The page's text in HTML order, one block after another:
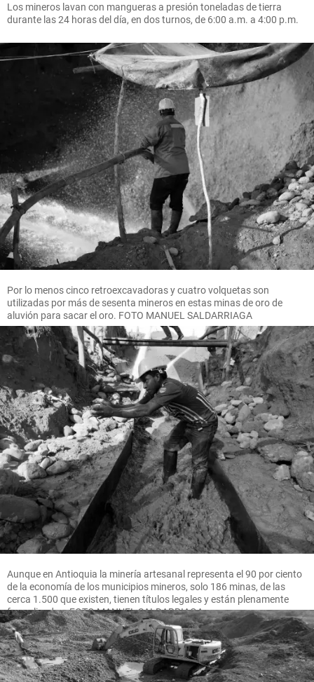
Los mineros lavan con mangueras a presión toneladas de tierra
durante las 24 horas del día, en dos turnos, de 6:00 a.m. a 4:00 p.m.
Por lo menos cinco retroexcavadoras y cuatro volquetas son
utilizadas por más de sesenta mineros en estas minas de oro de
aluvión para sacar el oro. FOTO MANUEL SALDARRIAGA
Aunque en Antioquia la minería artesanal representa el 90 por ciento
de la economía de los municipios mineros, solo 186 minas, de las
cerca 1.500 que existen, tienen títulos legales y están plenamente
formalizadas. FOTO MANUEL SALDARRIAGA